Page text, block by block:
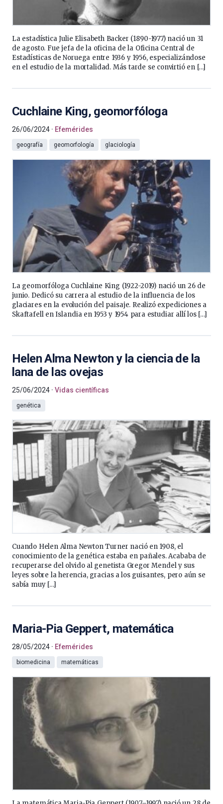
La estadística Julie Elisabeth Backer (1890-1977) nació un 31
de agosto. Fue jefa de la oficina de la Oficina Central de
Estadísticas de Noruega entre 1936 y 1956, especializándose
en el estudio de la mortalidad. Más tarde se convirtió en […]
Cuchlaine King, geomorfóloga
26/06/2024 Efemérides
geografía geomorfología glaciología
La geomorfóloga Cuchlaine King (1922-2019) nació un 26 de
junio. Dedicó su carrera al estudio de la influencia de los
glaciares en la evolución del paisaje. Realizó expediciones a
Skaftafell en Islandia en 1953 y 1954 para estudiar allí los […]
Helen Alma Newton y la ciencia de la
lana de las ovejas
25/06/2024 Vidas científicas
genética
Cuando Helen Alma Newton Turner nació en 1908, el
conocimiento de la genética estaba en pañales. Acababa de
recuperarse del olvido al genetista Gregor Mendel y sus
leyes sobre la herencia, gracias a los guisantes, pero aún se
sabía muy […]
Maria-Pia Geppert, matemática
28/05/2024 Efemérides
biomedicina matemáticas